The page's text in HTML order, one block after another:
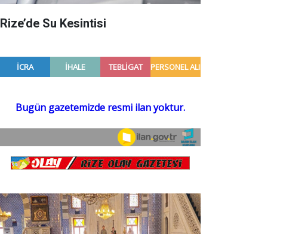
Rize’de Su Kesintisi